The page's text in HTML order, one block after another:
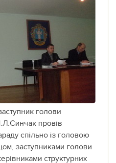
голови
провів
спільно із головою
заступниками голови
структурних